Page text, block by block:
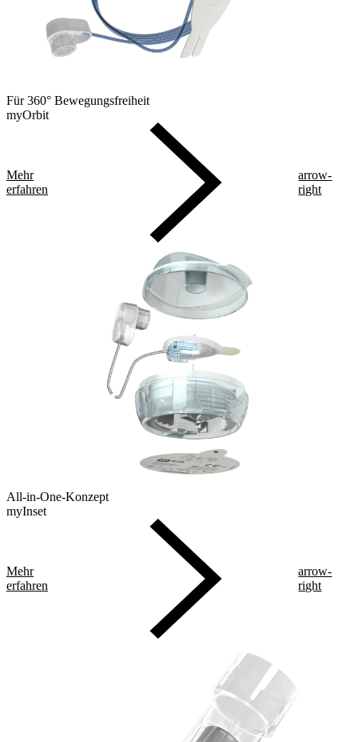
Für 360° Bewegungsfreiheit
myOrbit
Mehr
erfahren
arrow-
right
All-in-One-Konzept
myInset
Mehr
erfahren
arrow-
right